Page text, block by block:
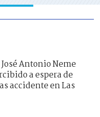
Antonio Neme
a espera de
accidente en Las